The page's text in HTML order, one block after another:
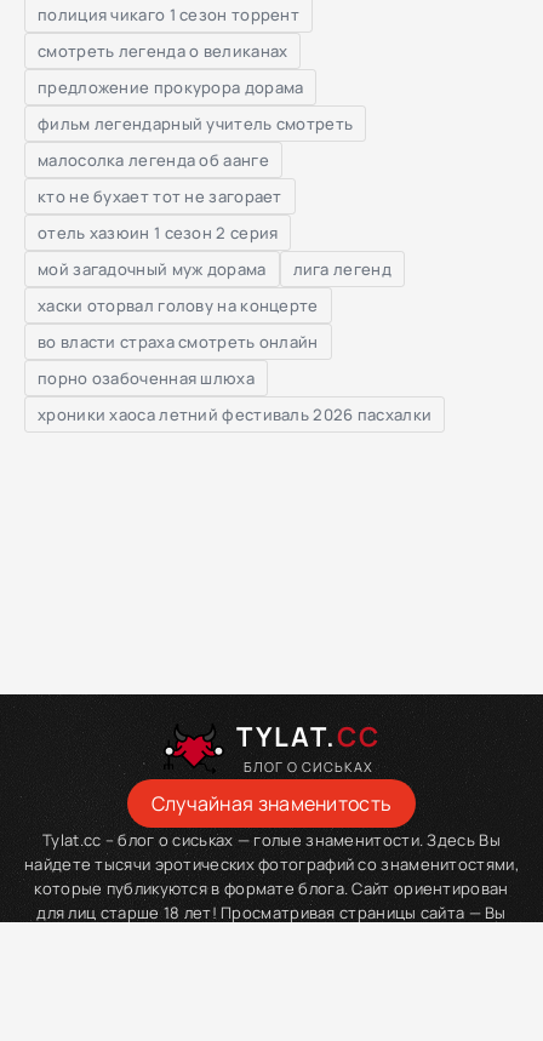
полиция чикаго 1 сезон торрент
смотреть легенда о великанах
предложение прокурора дорама
фильм легендарный учитель смотреть
малосолка легенда об аанге
кто не бухает тот не загорает
отель хазюин 1 сезон 2 серия
мой загадочный муж дорама
лига легенд
хаски оторвал голову на концерте
во власти страха смотреть онлайн
порно озабоченная шлюха
хроники хаоса летний фестиваль 2026 пасхалки
TYLAT.CC
БЛОГ О СИСЬКАХ
Случайная знаменитость
Tylat.cc – блог о сиськах — голые знаменитости. Здесь Вы
найдете тысячи эротических фотографий со знаменитостями,
которые публикуются в формате блога. Сайт ориентирован
для лиц старше 18 лет! Просматривая страницы сайта — Вы